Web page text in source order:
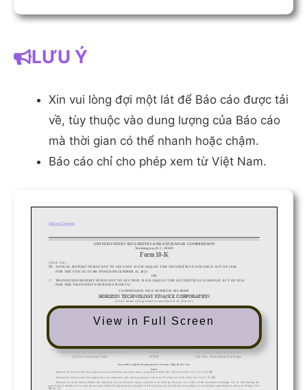
LƯU Ý
Xin vui lòng đợi một lát để Báo cáo được tải
về, tùy thuộc vào dung lượng của Báo cáo
mà thời gian có thể nhanh hoặc chậm.
Báo cáo chỉ cho phép xem từ Việt Nam.
View in Full Screen